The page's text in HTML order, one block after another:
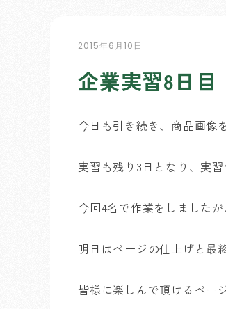
2015年6月10日
企業実習8日目
今日も引き続き、商品画像
実習も残り3日となり、実習
今回4名で作業をしました
明日はページの仕上げと最
皆様に楽しんで頂けるペー